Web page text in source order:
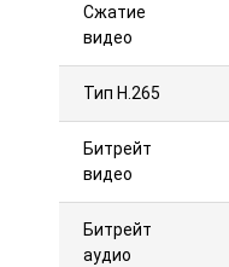
Сжатие
видео
Тип H.265
Битрейт
видео
Битрейт
аудио